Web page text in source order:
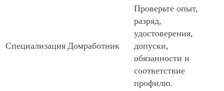
Специализация Домработник
Проверьте опыт,
разряд,
удостоверения,
допуски,
обязанности и
соответствие
профилю.